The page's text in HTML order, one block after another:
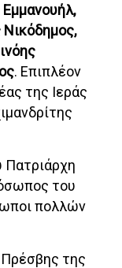
Νικόδημος,
. Επιπλέον
της Ιεράς
του
πολλών
Πρέσβης της